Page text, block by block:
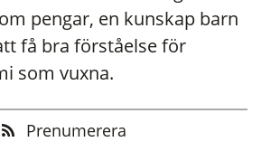
pengar, en kunskap barn
få bra förståelse för
som vuxna.
Prenumerera